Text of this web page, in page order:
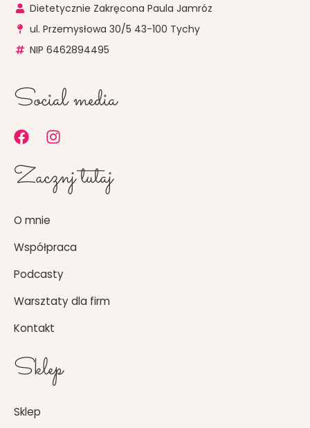
Dietetycznie Zakręcona Paula Jamróz
ul. Przemysłowa 30/5 43-100 Tychy
NIP 6462894495
Social media
F
a
c
e
o
o
k
I
n
t
a
a
m
Zacznj tutaj
O mnie
Współpraca
Podcasty
Warsztaty dla firm
Kontakt
Sklep
Sklep